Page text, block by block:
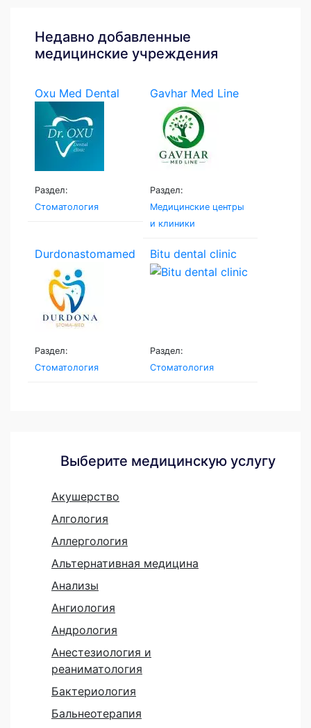
Недавно добавленные
медицинские учреждения
Oxu Med Dental
Раздел:
Стоматология
Gavhar Med Line
Раздел:
Медицинские центры
и клиники
Durdonastomamed
Раздел:
Стоматология
Bitu dental clinic
Раздел:
Стоматология
Выберите медицинскую услугу
Акушерство
Алгология
Аллергология
Альтернативная медицина
Анализы
Ангиология
Андрология
Анестезиология и
реаниматология
Бактериология
Бальнеотерапия